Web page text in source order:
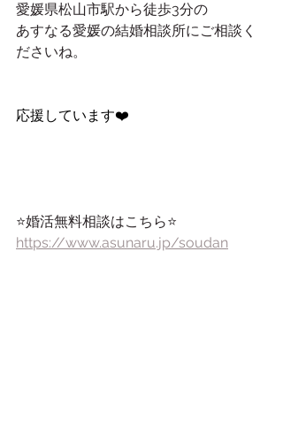
愛媛県松山市駅から徒歩3分の
あすなる愛媛の結婚相談所にご相談く
ださいね。
応援しています❤️
⭐️婚活無料相談はこちら⭐️
https://www.asunaru.jp/soudan